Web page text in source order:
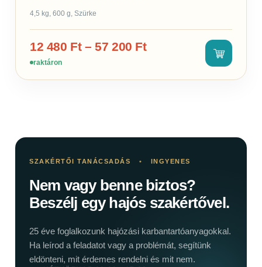
4,5 kg, 600 g, Szürke
12 480 Ft–57 200 Ft
raktáron
SZAKÉRTŐI TANÁCSADÁS • INGYENES
Nem vagy benne biztos?
Beszélj egy hajós szakértővel.
25 éve foglalkozunk hajózási karbantartóanyagokkal.
Ha leírod a feladatot vagy a problémát, segítünk
eldönteni, mit érdemes rendelni és mit nem.